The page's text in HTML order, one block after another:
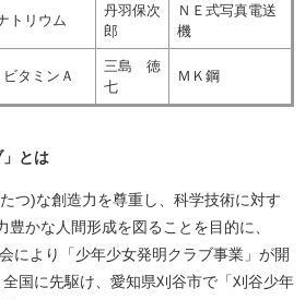
トリウム
丹羽保次
郎
ＮＥ式写真電送
機
タミンＡ
三島 徳
七
ＭＫ鋼
とは
つ)な創造力を尊重し、科学技術に対す
かな人間形成を図ることを目的に、
により「少年少女発明クラブ事業」が開
国に先駆け、愛知県刈谷市で「刈谷少年